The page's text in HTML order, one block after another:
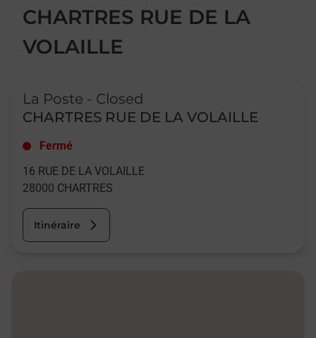
CHARTRES RUE DE LA
VOLAILLE
La Poste - Closed
CHARTRES RUE DE LA VOLAILLE
Fermé
16 RUE DE LA VOLAILLE
28000 CHARTRES
Itinéraire